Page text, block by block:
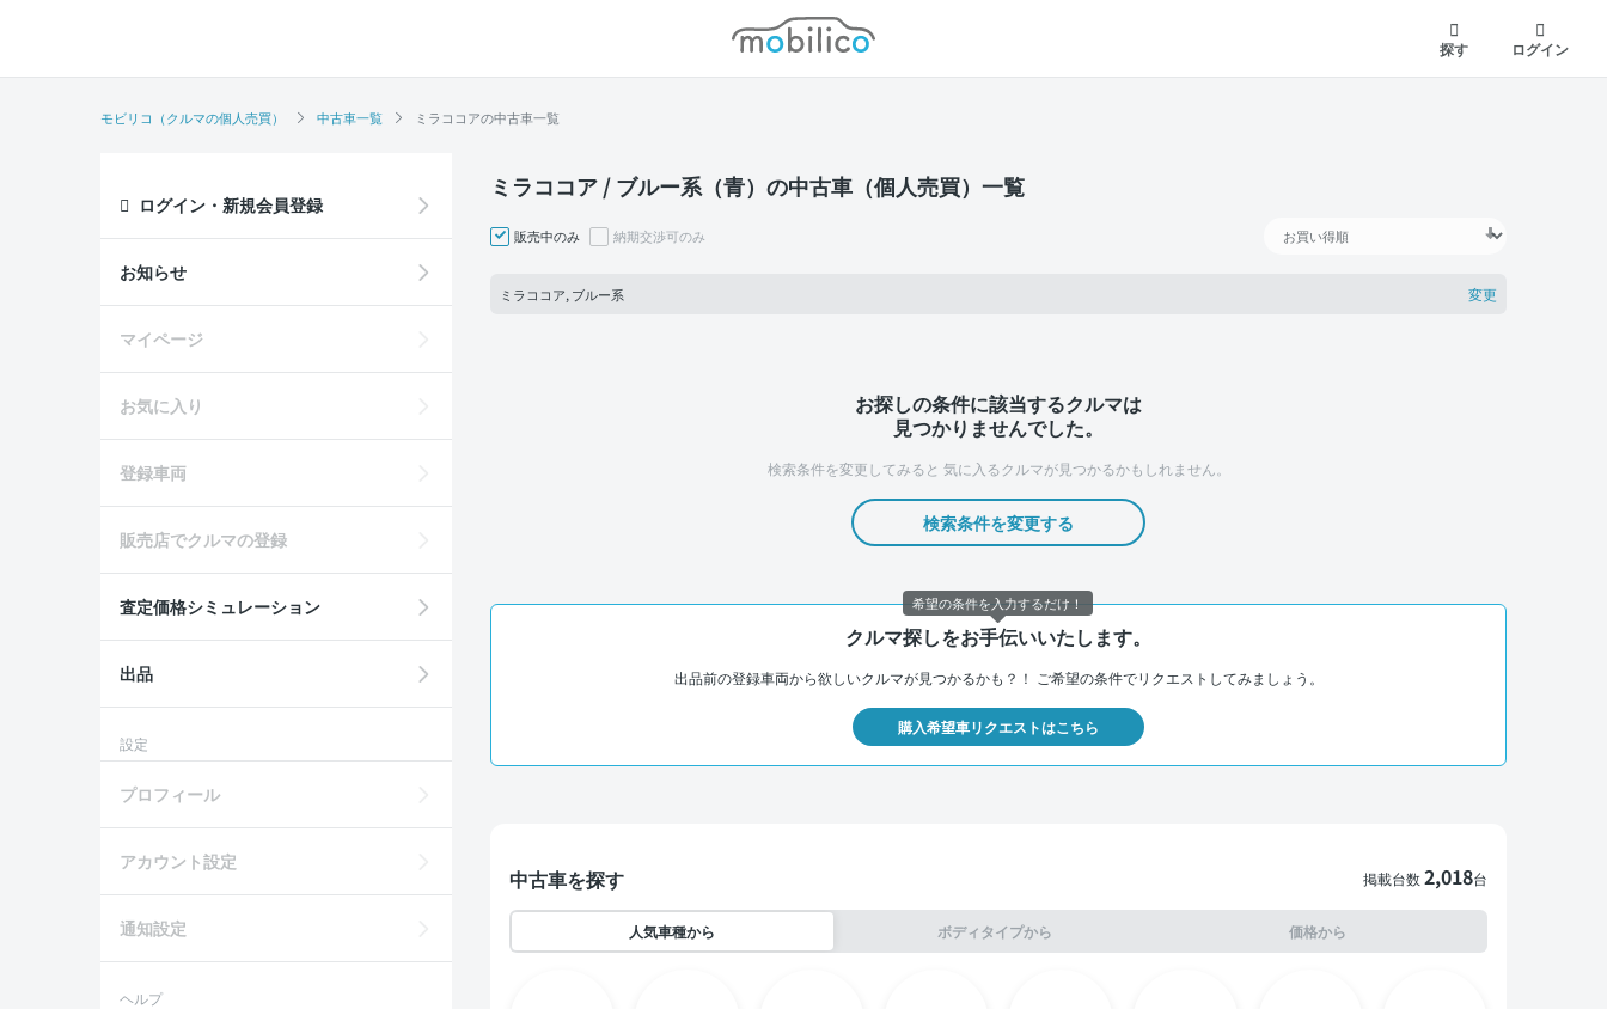
モビリコ
探す
ログイン
モビリコ（クルマの個人売買） 中古車一覧 ミラココアの中古車一覧
ミラココア / ブルー系（青）の中古車（個人売買）一覧
販売中のみ 納期交渉可のみ
ミラココア, ブルー系 変更
お探しの条件に該当するクルマは
見つかりませんでした。
検索条件を変更してみると 気に入るクルマが見つかるかもしれません。
検索条件を変更する
クルマ探しをお手伝いいたします。
出品前の登録車両から欲しいクルマが見つかるかも？！ ご希望の条件でリクエストしてみましょう。
購入希望車リクエストはこちら
中古車を探す 掲載台数2,018台
人気車種から ボディタイプから 価格から
ログイン・新規会員登録
お知らせ
マイページ
お気に入り
登録車両
販売店でクルマの登録
査定価格シミュレーション
出品
設定
プロフィール
アカウント設定
通知設定
ヘルプ
希望の条件を入力するだけ！